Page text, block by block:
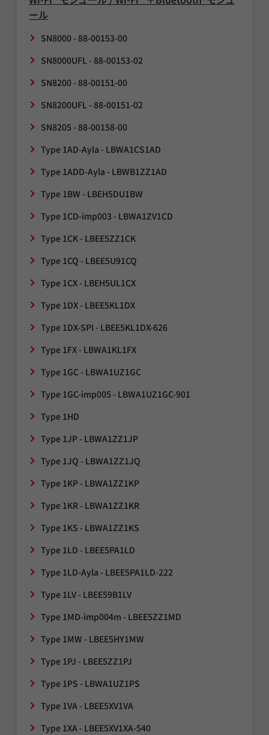
ール
SN8000 - 88-00153-00
SN8000UFL - 88-00153-02
SN8200 - 88-00151-00
SN8200UFL - 88-00151-02
SN8205 - 88-00158-00
Type 1AD-Ayla - LBWA1CS1AD
Type 1ADD-Ayla - LBWB1ZZ1AD
Type 1BW - LBEH5DU1BW
Type 1CD-imp003 - LBWA1ZV1CD
Type 1CK - LBEE5ZZ1CK
Type 1CQ - LBEE5U91CQ
Type 1CX - LBEH5UL1CX
Type 1DX - LBEE5KL1DX
Type 1DX-SPI - LBEE5KL1DX-626
Type 1FX - LBWA1KL1FX
Type 1GC - LBWA1UZ1GC
Type 1GC-imp005 - LBWA1UZ1GC-901
Type 1HD
Type 1JP - LBWA1ZZ1JP
Type 1JQ - LBWA1ZZ1JQ
Type 1KP - LBWA1ZZ1KP
Type 1KR - LBWA1ZZ1KR
Type 1KS - LBWA1ZZ1KS
Type 1LD - LBEE5PA1LD
Type 1LD-Ayla - LBEE5PA1LD-222
Type 1LV - LBEE59B1LV
Type 1MD-imp004m - LBEE5ZZ1MD
Type 1MW - LBEE5HY1MW
Type 1PJ - LBEE5ZZ1PJ
Type 1PS - LBWA1UZ1PS
Type 1VA - LBEE5XV1VA
Type 1XA - LBEE5XV1XA-540